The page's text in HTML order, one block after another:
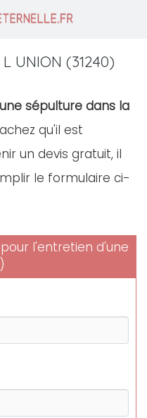
UNION (31240)
sépulture dans la
qu'il est
un devis gratuit, il
le formulaire ci-
l'entretien d'une